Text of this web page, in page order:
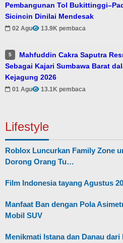
Pembangunan Tol
Sicincin Dinilai Mendesak
02 Agu 13.9K pembaca
5
Mahfuddin Cakra Saputra
Sebagai Kajari Sumbawa Barat
Kejagung 2026
01 Agu 13.1K pembaca
Lifestyle
Roblox Luncurkan Family Zone
Dorong Orang Tu…
Film Indonesia tayang Agustus
Manfaat Ban dengan Pola
Mobil SUV
Menikmati Istana dan Danau